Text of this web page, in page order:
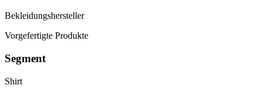
Bekleidungshersteller
Vorgefertigte Produkte
Segment
Shirt